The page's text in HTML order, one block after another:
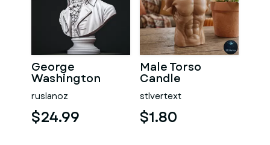
George
Washington
#RoZ
ruslanoz
$24.99
Male Torso
Candle
stlvertext
$1.80